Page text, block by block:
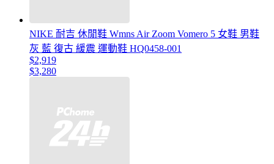
NIKE 耐吉 休閒鞋 Wmns Air Zoom Vomero 5 女鞋 男鞋
灰 藍 復古 緩震 運動鞋 HQ0458-001
$2,919
$3,280